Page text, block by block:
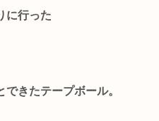
に行った
できたテープボール。